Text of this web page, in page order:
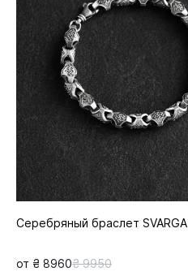
Серебряный браслет SVARGA
от ₴ 8960₴ 9950